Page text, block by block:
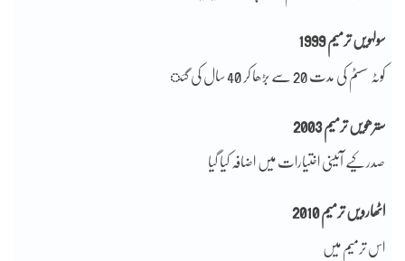
سولہویں ترمیم 1999
کوٹہ سسٹم کی مدت 20 سے بڑھا کر 40 سال کی گئ
سترھویں ترمیم 2003
صدر کیے آئینی اختیارات میں اضافہ کیا گیا
اٹھارویں ترمیم 2010
اس ترمیم میں